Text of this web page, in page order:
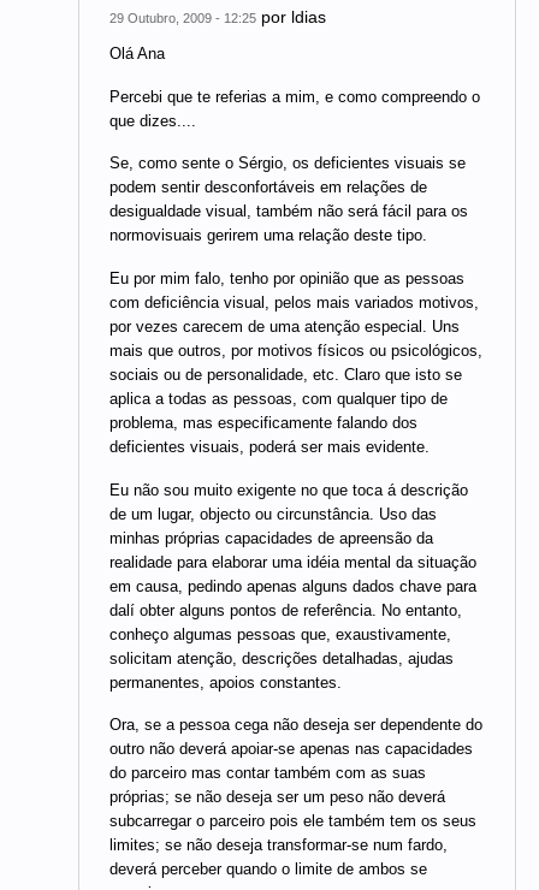
29 Outubro, 2009 - 12:25 por ldias
Olá Ana
Percebi que te referias a mim, e como compreendo o
que dizes....
Se, como sente o Sérgio, os deficientes visuais se
podem sentir desconfortáveis em relações de
desigualdade visual, também não será fácil para os
normovisuais gerirem uma relação deste tipo.
Eu por mim falo, tenho por opinião que as pessoas
com deficiência visual, pelos mais variados motivos,
por vezes carecem de uma atenção especial. Uns
mais que outros, por motivos físicos ou psicológicos,
sociais ou de personalidade, etc. Claro que isto se
aplica a todas as pessoas, com qualquer tipo de
problema, mas especificamente falando dos
deficientes visuais, poderá ser mais evidente.
Eu não sou muito exigente no que toca á descrição
de um lugar, objecto ou circunstância. Uso das
minhas próprias capacidades de apreensão da
realidade para elaborar uma idéia mental da situação
em causa, pedindo apenas alguns dados chave para
dalí obter alguns pontos de referência. No entanto,
conheço algumas pessoas que, exaustivamente,
solicitam atenção, descrições detalhadas, ajudas
permanentes, apoios constantes.
Ora, se a pessoa cega não deseja ser dependente do
outro não deverá apoiar-se apenas nas capacidades
do parceiro mas contar também com as suas
próprias; se não deseja ser um peso não deverá
subcarregar o parceiro pois ele também tem os seus
limites; se não deseja transformar-se num fardo,
deverá perceber quando o limite de ambos se